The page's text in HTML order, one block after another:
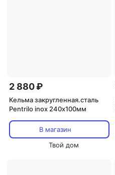
2 880 ₽
Кельма закругленная.сталь
Pentrilo inox 240х100мм
В магазин
Твой дом